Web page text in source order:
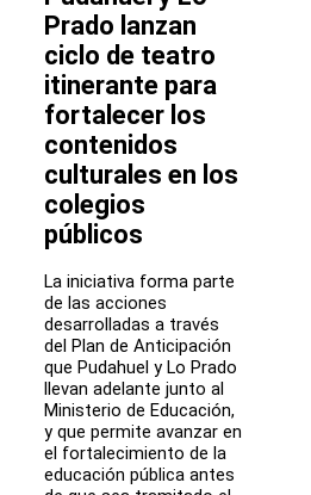
de
educación
pública
de
Barrancas
y
Costa
Araucanía
vivirán
su
proceso
Prado lanzan
ciclo de teatro
itinerante para
fortalecer los
contenidos
culturales en los
colegios
públicos
La iniciativa forma parte
de las acciones
desarrolladas a través
del Plan de Anticipación
que Pudahuel y Lo Prado
llevan adelante junto al
Ministerio de Educación,
y que permite avanzar en
el fortalecimiento de la
educación pública antes